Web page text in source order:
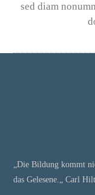
sed diam
„Die Bildung kommt
das Gelesene.„ Carl